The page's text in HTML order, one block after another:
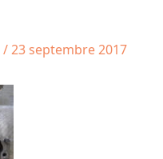
/23 septembre 2017